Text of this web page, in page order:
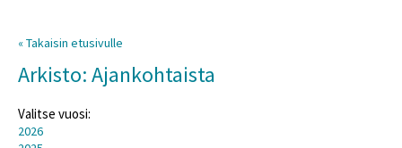
« Takaisin etusivulle
Arkisto: Ajankohtaista
Valitse vuosi:
2026